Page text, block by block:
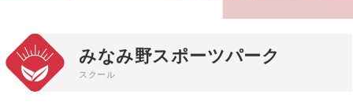
みなみ野スポーツパーク
スクール